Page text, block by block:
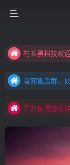
官网售后群，
平台使用协议